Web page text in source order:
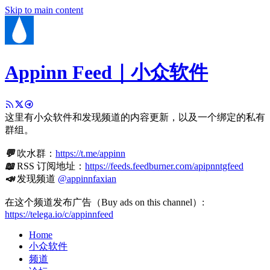
Skip to main content
Appinn Feed｜小众软件
这里有小众软件和发现频道的内容更新，以及一个绑定的私有
群组。
💬吹水群： https://t.me/appinn
📖RSS 订阅地址： https://feeds.feedburner.com/apipnntgfeed
📣发现频道 @appinnfaxian
在这个频道发布广告（Buy ads on this channel）:
https://telega.io/c/appinnfeed
Home
小众软件
频道